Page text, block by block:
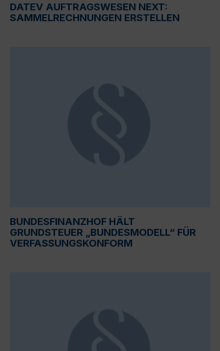
DATEV AUFTRAGSWESEN NEXT:
SAMMELRECHNUNGEN ERSTELLEN
BUNDESFINANZHOF HÄLT
GRUNDSTEUER „BUNDESMODELL“ FÜR
VERFASSUNGSKONFORM